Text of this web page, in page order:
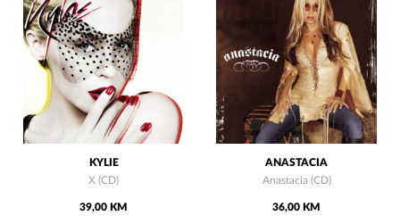
KYLIE
X (CD)
39,00 KM
ANASTACIA
Anastacia (CD)
36,00 KM